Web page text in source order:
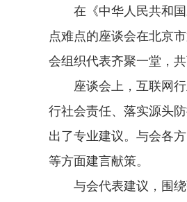
在《中华人民共和国
点难点的座谈会在北京
会组织代表齐聚一堂，
座谈会上，互联网行
行社会责任、落实源头
出了专业建议。与会各
等方面建言献策。
与会代表建议，围绕